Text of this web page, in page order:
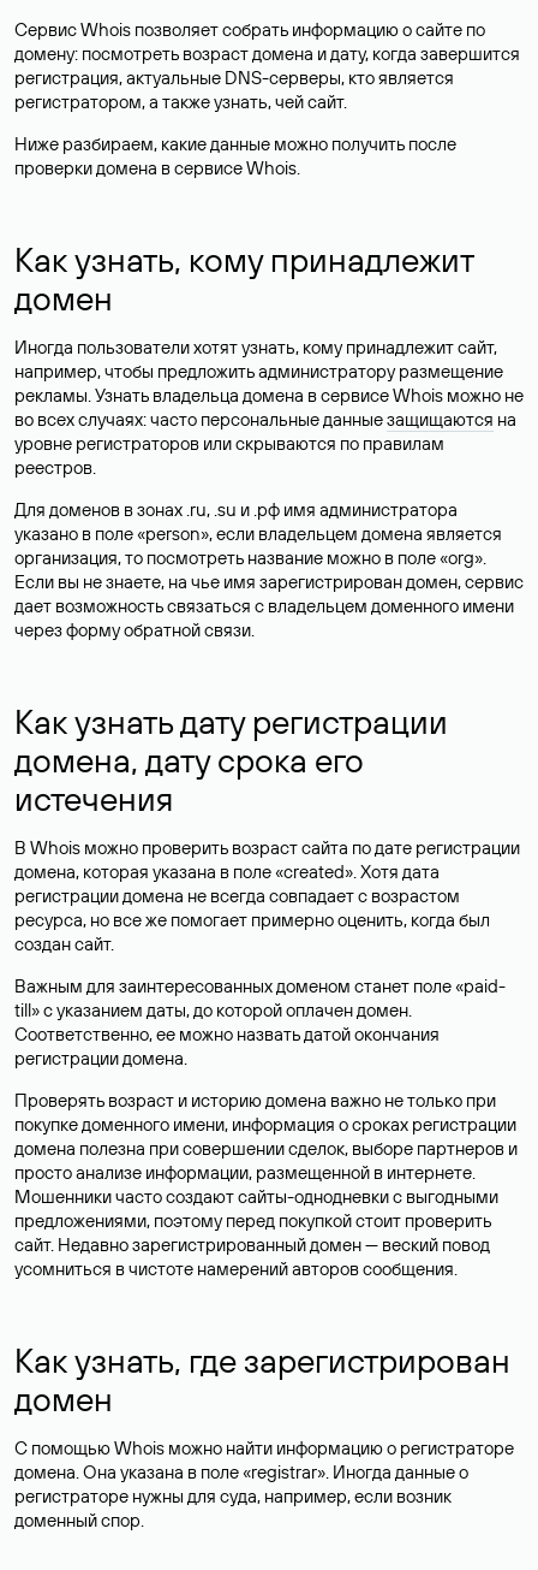
Сервис Whois позволяет собрать информацию о сайте по
домену: посмотреть возраст домена и дату, когда завершится
регистрация, актуальные DNS-серверы, кто является
регистратором, а также узнать, чей сайт.
Ниже разбираем, какие данные можно получить после
проверки домена в сервисе Whois.
Как узнать, кому принадлежит
домен
Иногда пользователи хотят узнать, кому принадлежит сайт,
например, чтобы предложить администратору размещение
рекламы. Узнать владельца домена в сервисе Whois можно не
во всех случаях: часто персональные данныезащищаются на
уровне регистраторов или скрываются по правилам
реестров.
Для доменов в зонах .ru, .su и .рф имя администратора
указано в поле «person», если владельцем домена является
организация, то посмотреть название можно в поле «org».
Если вы не знаете, на чье имя зарегистрирован домен, сервис
дает возможность связаться с владельцем доменного имени
через форму обратной связи.
Как узнать дату регистрации
домена, дату срока его
истечения
В Whois можно проверить возраст сайта по дате регистрации
домена, которая указана в поле «created». Хотя дата
регистрации домена не всегда совпадает с возрастом
ресурса, но все же помогает примерно оценить, когда был
создан сайт.
Важным для заинтересованных доменом станет поле «paid-
till» с указанием даты, до которой оплачен домен.
Соответственно, ее можно назвать датой окончания
регистрации домена.
Проверять возраст и историю домена важно не только при
покупке доменного имени, информация о сроках регистрации
домена полезна при совершении сделок, выборе партнеров и
просто анализе информации, размещенной в интернете.
Мошенники часто создают сайты-однодневки с выгодными
предложениями, поэтому перед покупкой стоит проверить
сайт. Недавно зарегистрированный домен — веский повод
усомниться в чистоте намерений авторов сообщения.
Как узнать, где зарегистрирован
домен
С помощью Whois можно найти информацию о регистраторе
домена. Она указана в поле «registrar». Иногда данные о
регистраторе нужны для суда, например, если возник
доменный спор.